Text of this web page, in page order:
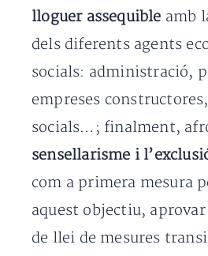
lloguer assequible amb
dels diferents agents
socials: administració,
empreses
socials…; finalment,
sensellarisme i
com a primera mesura
aquest objectiu,
de llei de mesures